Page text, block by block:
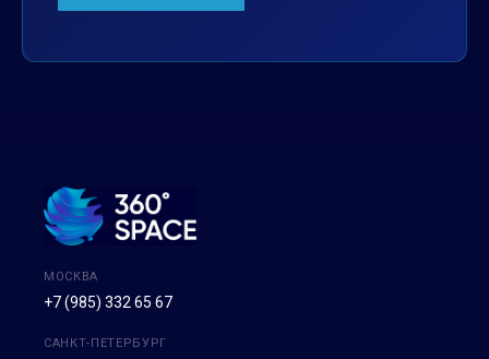
МОСКВА
+7 (985) 332 65 67
САНКТ-ПЕТЕРБУРГ